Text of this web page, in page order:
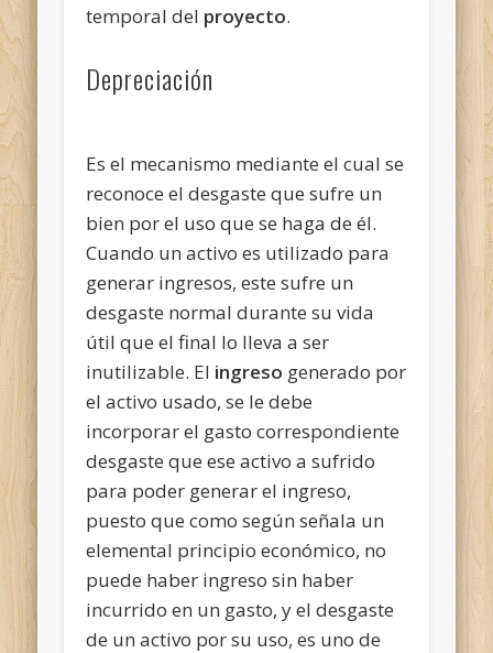
temporal del proyecto.
Depreciación
Es el mecanismo mediante el cual se
reconoce el desgaste que sufre un
bien por el uso que se haga de él.
Cuando un activo es utilizado para
generar ingresos, este sufre un
desgaste normal durante suvida
útil que el final lo lleva a ser
inutilizable. El ingreso generado por
el activo usado, se le debe
incorporar el gasto correspondiente
desgaste que ese activo a sufrido
para poder generar el ingreso,
puesto que como según señala un
elemental principio económico, no
puede haber ingreso sin haber
incurrido en un gasto, y el desgaste
de un activo por su uso, es uno de